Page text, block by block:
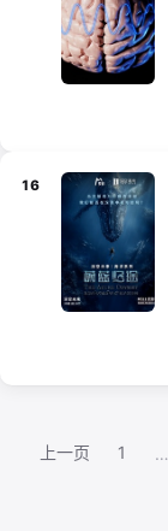
16
上一页 1 …